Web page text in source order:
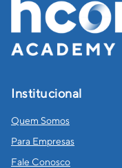
Institucional
Quem Somos
Para Empresas
Fale Conosco